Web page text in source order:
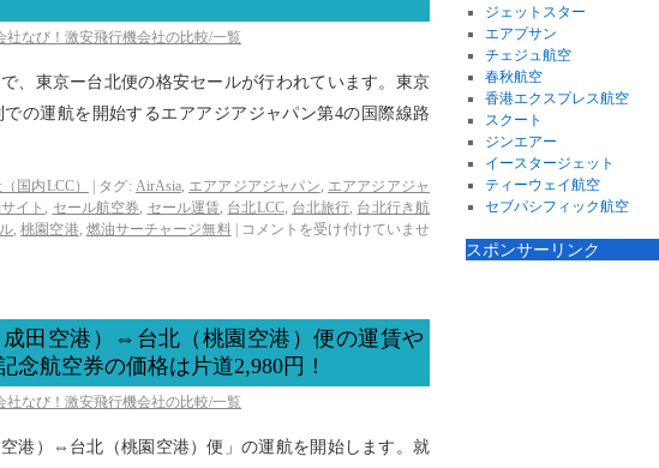
社なび！激安飛行機会社の比較/一覧
、東京ー台北便の格安セールが行われています。東京
の運航を開始するエアアジアジャパン第4の国際線路
国内LCC） タグ: AirAsia, エアアジアジャパン, エアアジアジャ
イト , セール航空券, セール運賃, 台北LCC, 台北旅行, 台北行き航
,桃園空港, 燃油サーチャージ無料
コメントを受け付けていませ
田空港）⇔台北（桃園空港）便の運賃や
航空券の価格は片道2,980円！
社なび！激安飛行機会社の比較/一覧
港）⇔台北（桃園空港）便」の運航を開始します。就
ジェットスター
エアプサン
チェジュ航空
春秋航空
香港エクスプレス航空
スクート
ジンエアー
イースタージェット
ティーウェイ航空
セブパシフィック航空
スポンサーリンク